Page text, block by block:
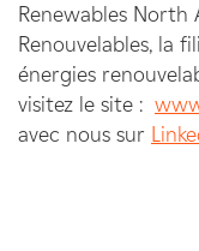
Renewables North
Renouvelables, la
énergies
visitez le site :
avec nous sur